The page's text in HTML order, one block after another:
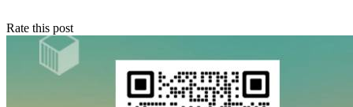
Rate this post